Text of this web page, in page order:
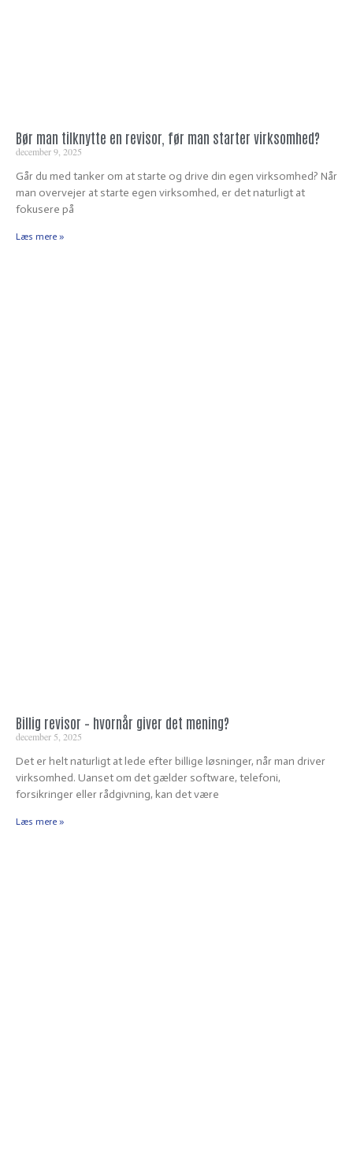
Bør man tilknytte en revisor, før man starter virksomhed?
december 9, 2025
Går du med tanker om at starte og drive din egen virksomhed? Når
man overvejer at starte egen virksomhed, er det naturligt at
fokusere på
Læs mere »
Billig revisor – hvornår giver det mening?
december 5, 2025
Det er helt naturligt at lede efter billige løsninger, når man driver
virksomhed. Uanset om det gælder software, telefoni,
forsikringer eller rådgivning, kan det være
Læs mere »